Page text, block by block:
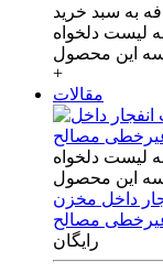
به سبد خرید
لیست دلخواه
این محصول
+
مقالات
لیست دلخواه
این محصول
داخل مخزن
مصالح
رایگان